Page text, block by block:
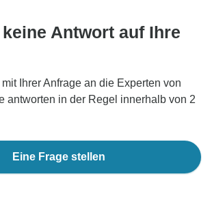
Antwort auf Ihre
Ihrer Anfrage an die Experten von
antworten in der Regel innerhalb von 2
Eine Frage stellen